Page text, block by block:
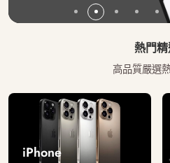
熱門
高品質嚴選
iPhone